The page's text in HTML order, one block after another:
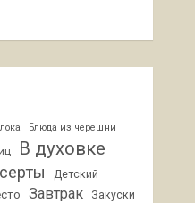
Блюда из черешни
В духовке
Детский
Завтрак
Закуски